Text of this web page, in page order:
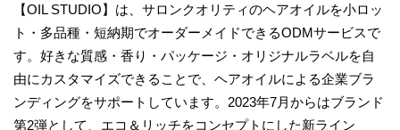
【OIL STUDIO】は、サロンクオリティのヘアオイルを小ロッ
ト・多品種・短納期でオーダーメイドできるODMサービスで
す。好きな質感・香り・パッケージ・オリジナルラベルを自
由にカスタマイズできることで、ヘアオイルによる企業ブラ
ンディングをサポートしています。2023年7月からはブランド
第2弾として、エコ＆リッチをコンセプトにした新ライン